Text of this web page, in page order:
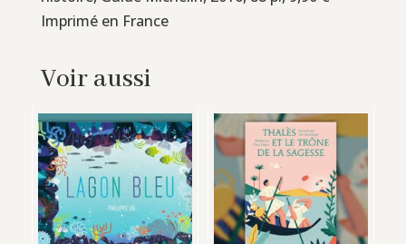
Imprimé en France
Voir aussi